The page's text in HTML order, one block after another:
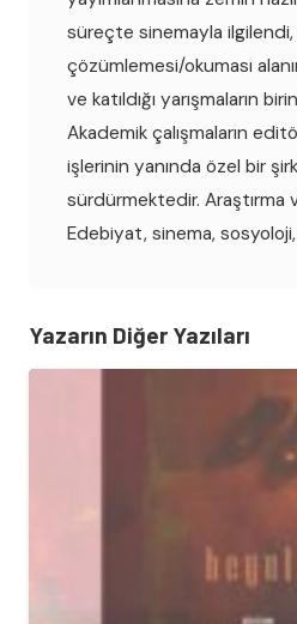
süreçte sinemayla ilgilendi,
çözümlemesi/okuması
ve katıldığı yarışmaların
Akademik çalışmaların
işlerinin yanında özel bir
sürdürmektedir. Araştırma
Edebiyat, sinema,
Yazarın Diğer Yazıları